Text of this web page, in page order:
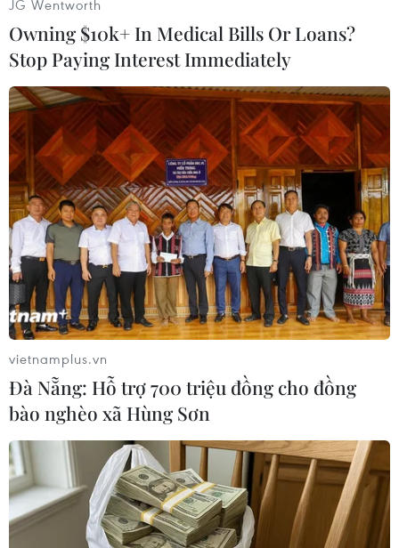
Huy Anh (Vietnam+)
#Premier League #Vidic
#Xuất sắc
Anh
Theo dõi VietnamPlus
JG Wentworth
Owning $10k+ In Medical Bills Or Loans?
Stop Paying Interest Immediately
vietnamplus.vn
Đà Nẵng: Hỗ trợ 700 triệu đồng cho đồng
bào nghèo xã Hùng Sơn